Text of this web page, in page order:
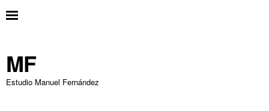
MF
Estudio Manuel Fernández